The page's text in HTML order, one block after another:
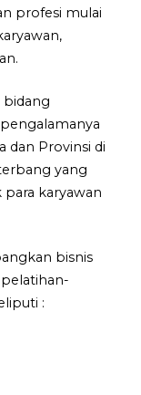
profesi mulai
bidang
dan Provinsi di
yang
karyawan
bisnis
: